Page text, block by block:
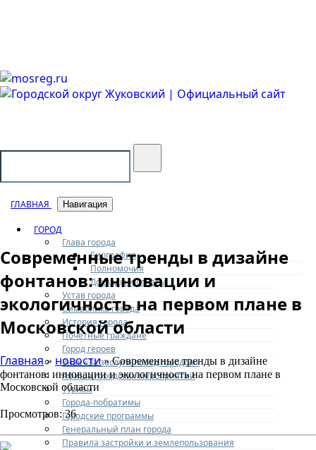
ГЛАВНАЯ Навигация
ГОРОД
Глава города
Биография
Полномочия
Доклады и отчеты
Устав города
Символика города
История города
Почетные граждане
Город героев
Знак «За заслуги перед городом»
Афиша городских мероприятий
Туризм
Города-побратимы
Городские программы
Генеральный план города
Правила застройки и землепользования
Современные тренды в дизайне
фонтанов: инновации и
экологичность на первом плане в
Московской области
Главная» новости» Современные тренды в дизайне
фонтанов: инновации и экологичность на первом плане в
Московской области
Просмотров: 36